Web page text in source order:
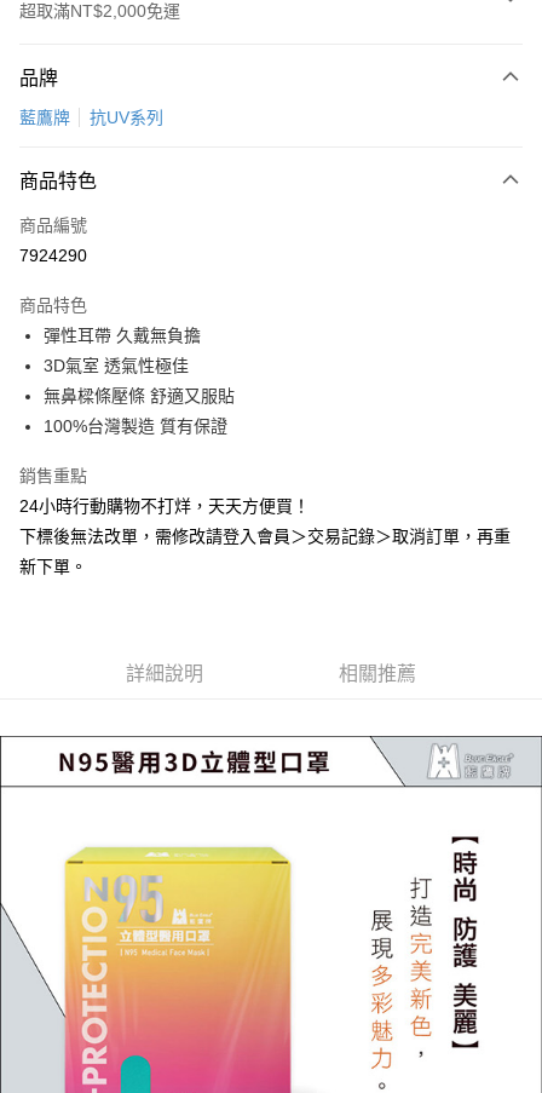
超取滿NT$2,000免運
信用卡一次付款
LINE Pay
Apple Pay
Google Pay
全盈+PAY
AFTEE先享後付
相關說明
AFTEE先享後付是「在收到商品之後才付款」的支付方式。 讓您購物簡單
便利好安心！
１．簡單：不需註冊會員、不需綁卡、不需儲值。
２．便利：只要手機號碼，簡訊認證，即可結帳。
３．安心：先確認商品／服務後，再付款。
２．訂單成立數日內，您將收到繳費通知簡訊。
※ 請注意：結帳手續完成當下不需立刻繳費，但若您需要取消訂單，請聯絡
購買商品的店家。未經商家同意取消之訂單仍視為有效，需透過AFTEE先享
後付繳納相關費用。
是否繳費成功／繳費後需取消欲退款等相關疑問，請聯繫「AFTEE先享後付
客戶支援中心」
https://netprotections.freshdesk.com/support/home
【注意事項】
１．透過由恩沛科技股份有限公司提供之「AFTEE先享後付」服務完成之交
易，需依本服務之必要範圍內提供個人資料，並將交易相關給付款項請求債
權轉讓予恩沛科技股份有限公司。
２．關於個人資料處理事宜，請瀏覽以下網址：
https://aftee.tw/terms/#terms3
３．未成年的使用者請事先徵得法定代理人或監護人之同意方可使用
「AFTEE先享後付」，若未經同意申辦者引起之損失，本公司不負相關責
ATM付款
運送方式
全家取貨付款
7-11取貨付款
每筆NT$60，滿NT$2,000(含以上)免運費
每筆NT$60，滿NT$2,000(含以上)免運費
一般地區宅配<如偏遠地區會員請勿選擇一般宅配，請點選其他選項
內「偏遠地區宅配」>
每筆NT$90，滿NT$2,000(含以上)免運費
🚚偏遠地區宅配<請務必選擇此配送方式，偏遠地區可參照『首頁→
會員需知→偏遠地區配送事項』
每筆NT$120
品牌
藍鷹牌 抗UV系列
商品特色
商品編號
7924290
商品特色
彈性耳帶 久戴無負擔
3D氣室 透氣性極佳
無鼻樑條壓條 舒適又服貼
100%台灣製造 質有保證
銷售重點
24小時行動購物不打烊，天天方便買！
下標後無法改單，需修改請登入會員＞交易記錄＞取消訂單，再重
新下單。
詳細說明 相關推薦